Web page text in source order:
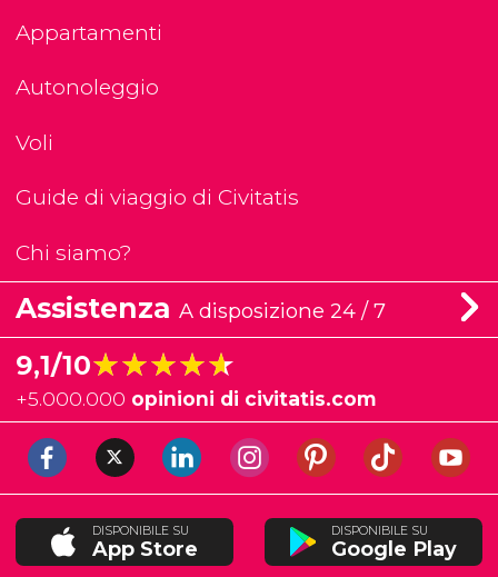
Appartamenti
Autonoleggio
Voli
Guide di viaggio di Civitatis
Chi siamo?
Assistenza A disposizione 24 / 7
9,1/10★★★★★
★★★★★
+5.000.000 opinioni di civitatis.com
DISPONIBILE SU
App Store
DISPONIBILE SU
Google Play